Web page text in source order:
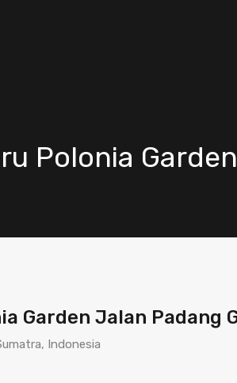
Polonia
Garden Jalan Padang
Indonesia